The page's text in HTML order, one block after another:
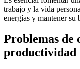
trabajo y la vida
energías y mantener su
Problemas de
productividad